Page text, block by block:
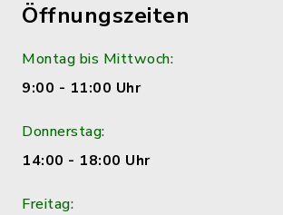
Öffnungszeiten
Montag bis Mittwoch:
9:00 - 11:00 Uhr
Donnerstag:
14:00 - 18:00 Uhr
Freitag: